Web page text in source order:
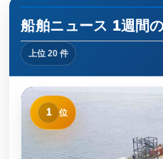
船舶ニュース 1週間
上位 20 件
1 位